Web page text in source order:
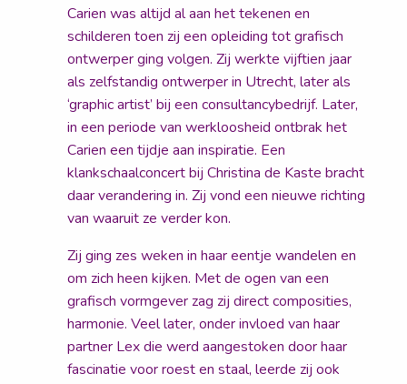
Carien was altijd al aan het tekenen en
schilderen toen zij een opleiding tot grafisch
ontwerper ging volgen. Zij werkte vijftien jaar
als zelfstandig ontwerper in Utrecht, later als
‘graphic artist’ bij een consultancybedrijf. Later,
in een periode van werkloosheid ontbrak het
Carien een tijdje aan inspiratie. Een
klankschaalconcert bij Christina de Kaste bracht
daar verandering in. Zij vond een nieuwe richting
van waaruit ze verder kon.
Zij ging zes weken in haar eentje wandelen en
om zich heen kijken. Met de ogen van een
grafisch vormgever zag zij direct composities,
harmonie. Veel later, onder invloed van haar
partner Lex die werd aangestoken door haar
fascinatie voor roest en staal, leerde zij ook